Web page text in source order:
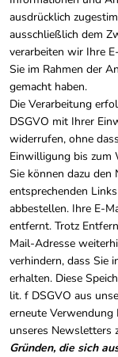
ausdrücklich
ausschließlich dem
verarbeiten wir Ihre
Sie im Rahmen der
gemacht haben.
Die Verarbeitung
DSGVO mit Ihrer
widerrufen, ohne
Einwilligung bis zum
Sie können dazu
entsprechenden
abbestellen. Ihre E-
entfernt. Trotz
Mail-Adresse
verhindern, dass Sie
erhalten. Diese
lit. f DSGVO aus
erneute Verwendung
unseres Newsletters
Gründen, die sich